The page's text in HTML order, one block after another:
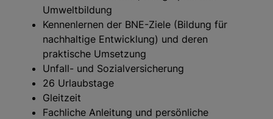
Umweltbildung
Kennenlernen der BNE-Ziele (Bildung für
nachhaltige Entwicklung) und deren
praktische Umsetzung
Unfall- und Sozialversicherung
26 Urlaubstage
Gleitzeit
Fachliche Anleitung und persönliche